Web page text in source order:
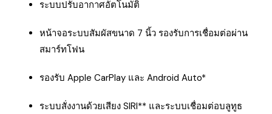
ระบบปรับอากาศอัตโนมัติ
หน้าจอระบบสัมผัสขนาด 7 นิ้ว รองรับการเชื่อมต่อผ่าน
สมาร์ทโฟน
รองรับ Apple CarPlay และ Android Auto*
ระบบสั่งงานด้วยเสียง SIRI** และระบบเชื่อมต่อบลูทูธ